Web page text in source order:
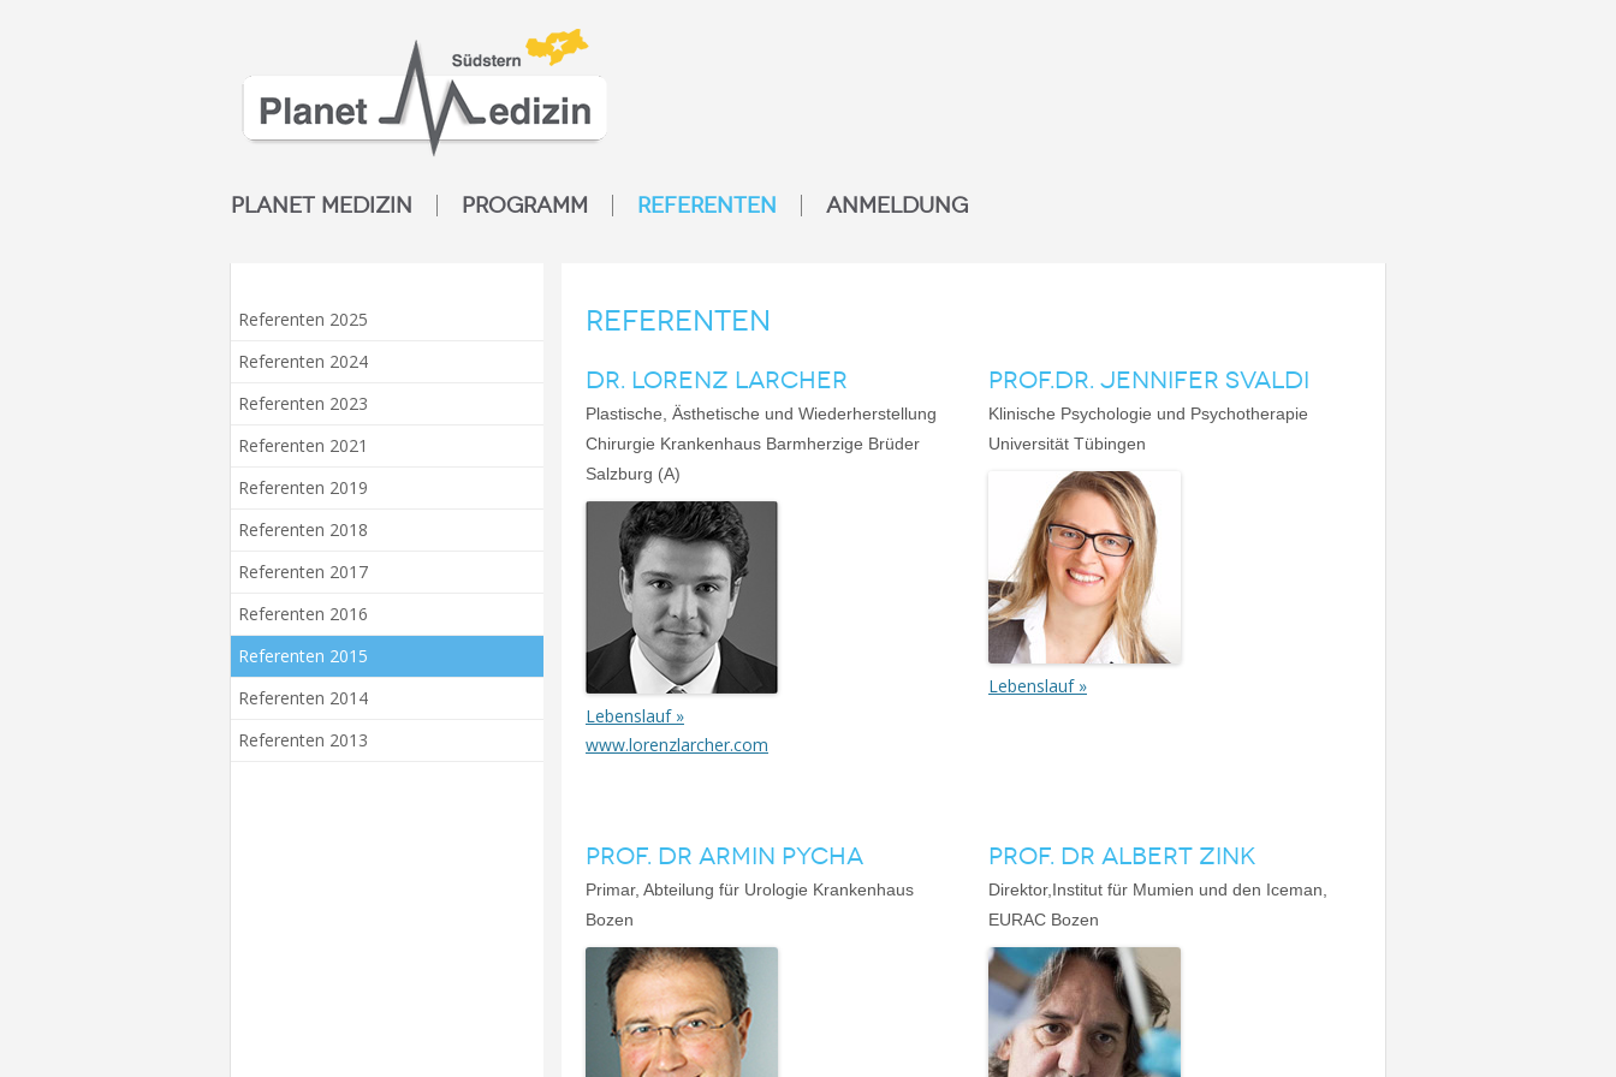
PLANET MEDIZIN PROGRAMM REFERENTEN ANMELDUNG
Referenten 2025
Referenten 2024
Referenten 2023
Referenten 2021
Referenten 2019
Referenten 2018
Referenten 2017
Referenten 2016
Referenten 2015
Referenten 2014
Referenten 2013
Referenten
DR. LORENZ LARCHER
Plastische, Ästhetische und Wiederherstellung
Chirurgie Krankenhaus Barmherzige Brüder
Salzburg (A)
Lebenslauf »
www.lorenzlarcher.com
PROF.DR. JENNIFER SVALDI
Klinische Psychologie und Psychotherapie
Universität Tübingen
Lebenslauf »
PROF. DR ARMIN PYCHA
Primar, Abteilung für Urologie Krankenhaus
Bozen
PROF. DR ALBERT ZINK
Direktor,Institut für Mumien und den Iceman,
EURAC Bozen